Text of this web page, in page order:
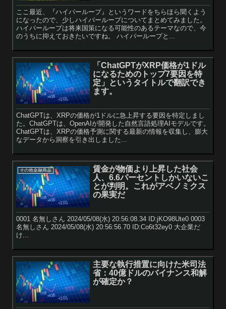
ここ最近、『ハイパーループ』というワードをちらほら聞くよう
になったので、少しハイパーループについてまとめてみました。
ハイパーループは将来国策になる可能性のあるテーマなので、今
のうちに抑えておきたいですね。 ハイパーループと...
「ChatGPTがXRP価格が1ドル
になるためのトップ7要因を特
定」というタイトルで翻訳でき
ます。
ChatGPTは、XRPの価格が1ドルに急上昇する要因を特定しまし
た。ChatGPTは、OpenAIが開発した自然言語処理AIモデルです。
ChatGPTは、XRPの価格予測に関する最新の情報を収集し、膨大
なデータから洞察を引き出しました...
その他金融商品
賃金が物価より上昇した社会
人、6.6パーセントしかいないこ
とが判明。これがアベノミクス
の果実だ
0001 名無しさん 2024/05/08(水) 20:56:08.34 ID:jKO98Ute0 0003
名無しさん 2024/05/08(水) 20:56:56.70 ID:Co6t32ey0 大企業だ
け...
主要な執行措置に向けた米司法
省：40億ドルのバイナンス和解
が確定か？